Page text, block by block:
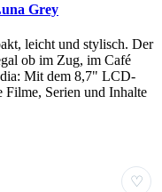
Grey
leicht und stylisch. Der
ob im Zug, im Café
Mit dem 8,7" LCD-
Filme, Serien und Inhalte
♡